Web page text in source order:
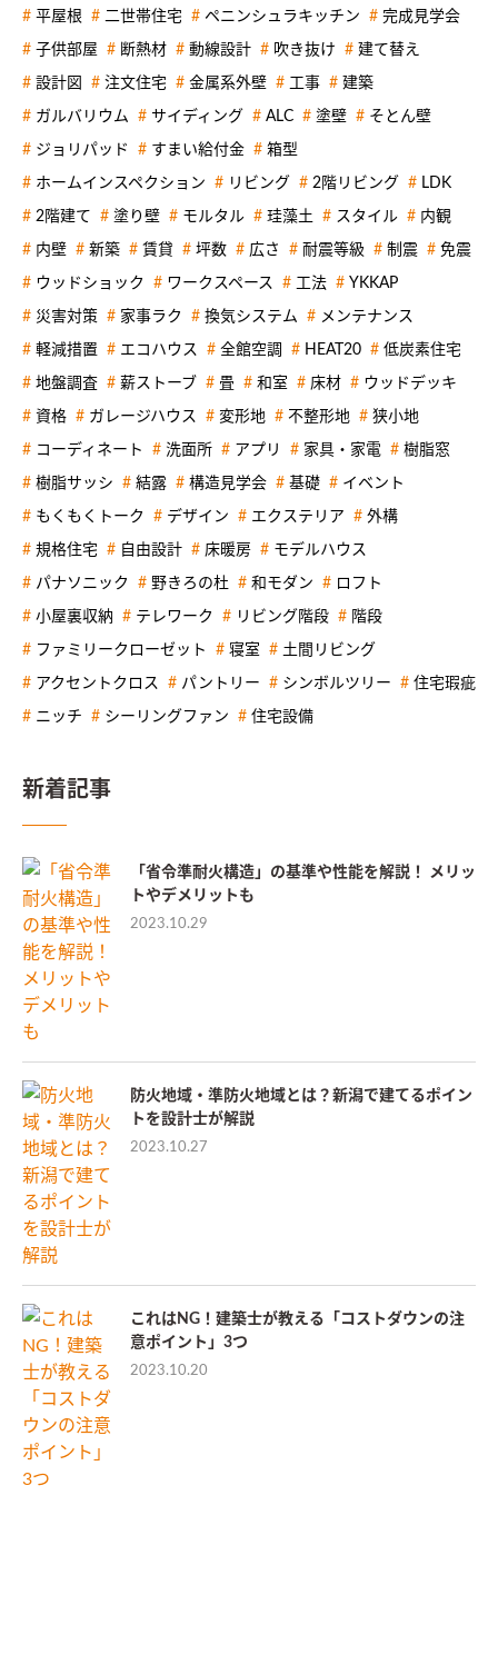
平屋根 二世帯住宅 ペニンシュラキッチン 完成見学会
子供部屋 断熱材 動線設計 吹き抜け 建て替え
設計図 注文住宅 金属系外壁 工事 建築
ガルバリウム サイディング ALC 塗壁 そとん壁
ジョリパッド すまい給付金 箱型
ホームインスペクション リビング 2階リビング LDK
2階建て 塗り壁 モルタル 珪藻土 スタイル 内観
内壁 新築 賃貸 坪数 広さ 耐震等級 制震 免震
ウッドショック ワークスペース 工法 YKKAP
災害対策 家事ラク 換気システム メンテナンス
軽減措置 エコハウス 全館空調 HEAT20 低炭素住宅
地盤調査 薪ストーブ 畳 和室 床材 ウッドデッキ
資格 ガレージハウス 変形地 不整形地 狭小地
コーディネート 洗面所 アプリ 家具・家電 樹脂窓
樹脂サッシ 結露 構造見学会 基礎 イベント
もくもくトーク デザイン エクステリア 外構
規格住宅 自由設計 床暖房 モデルハウス
パナソニック 野きろの杜 和モダン ロフト
小屋裏収納 テレワーク リビング階段 階段
ファミリークローゼット 寝室 土間リビング
アクセントクロス パントリー シンボルツリー 住宅瑕疵
ニッチ シーリングファン 住宅設備
新着記事
「省令準耐火構造」の基準や性能を解説！ メリッ
トやデメリットも
2023.10.29
防火地域・準防火地域とは？新潟で建てるポイン
トを設計士が解説
2023.10.27
これはNG！建築士が教える「コストダウンの注
意ポイント」3つ
2023.10.20